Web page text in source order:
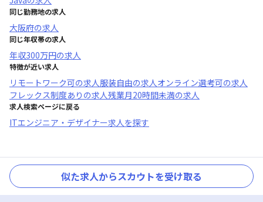
同じ勤務地の求人
大阪府の求人
同じ年収帯の求人
年収300万円の求人
特徴が近い求人
リモートワーク可の求人服装自由の求人オンライン選考可の求人
フレックス制度あり の求人残業月20時間未満の求人
求人検索ページに戻る
ITエンジニア・デザイナー求人を探す
似た求人からスカウトを受け取る